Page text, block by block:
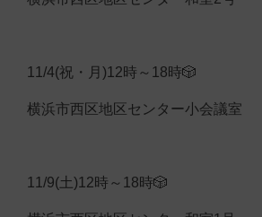
11/4(祝・月)12時～18時🎲
横浜市西区地区センター小会議室
11/9(土)12時～18時🎲